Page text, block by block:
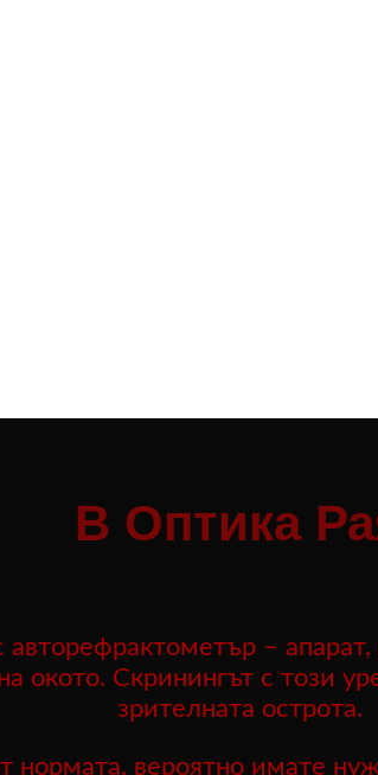
В Оптика
–
окото. Скринингът с този
зрителната острота.
нормата, вероятно имате